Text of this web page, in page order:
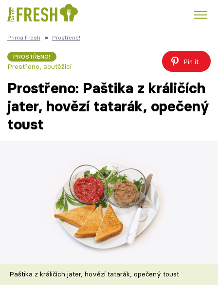
Česká kuchyně
Témata
TV Program
Škola vaření
Speciál: Cuketa
Prima Fresh ■ Prostřeno!
PROSTŘENO!
Prostřeno, soutěžící
Pin it
Prostřeno: Paštika z králičích
jater, hovězí tatarák, opečený
toust
Paštika z králičích jater, hovězí tatarák, opečený toust